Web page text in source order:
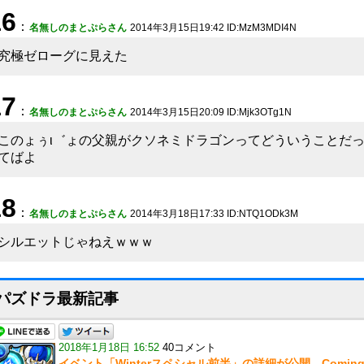
： 名無しのまとぷらさん 2014年3月15日19:42 ID:MzM3MDI4N
極ゼローグに見えた
： 名無しのまとぷらさん 2014年3月15日20:09 ID:Mjk3OTg1N
のょぅι゛ょの父親がクソネミドラゴンってどういうことだっ
ばよ
： 名無しのまとぷらさん 2014年3月18日17:33 ID:NTQ1ODk3M
ルエットじゃねえｗｗｗ
ズドラ最新記事
2018年1月18日 16:52 40コメント